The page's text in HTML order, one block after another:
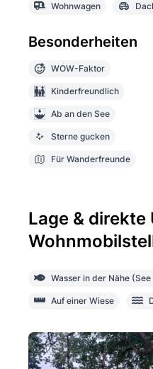
Wohnwagen
Besonderheiten
WOW-Faktor
Kinderfreundlich
Ab an den See
Sterne gucken
Für Wanderfreunde
Lage &
Wasser in der Nähe
Auf einer Wiese